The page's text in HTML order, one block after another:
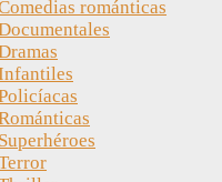
románticas
Superhéroes